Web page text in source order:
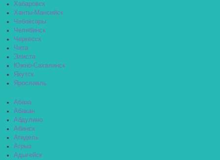
Хабаровск
Ханты-Мансийск
Чебоксары
Челябинск
Черкесск
Чита
Элиста
Южно-Сахалинск
Якутск
Ярославль
Абаза
Абакан
Абдулино
Абинск
Агидель
Агрыз
Адыгейск